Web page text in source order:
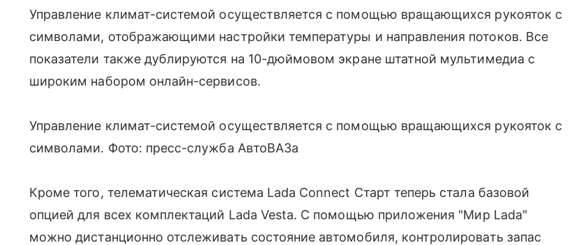
Управление климат-системой осуществляется с помощью вращающихся рукояток с
символами, отображающими настройки температуры и направления потоков. Все
показатели также дублируются на 10-дюймовом экране штатной мультимедиа с
широким набором онлайн-сервисов.
Управление климат-системой осуществляется с помощью вращающихся рукояток с
символами. Фото: пресс-служба АвтоВАЗа
Кроме того, телематическая система Lada Connect Старт теперь стала базовой
опцией для всех комплектаций Lada Vesta. С помощью приложения "Мир Lada"
можно дистанционно отслеживать состояние автомобиля, контролировать запас